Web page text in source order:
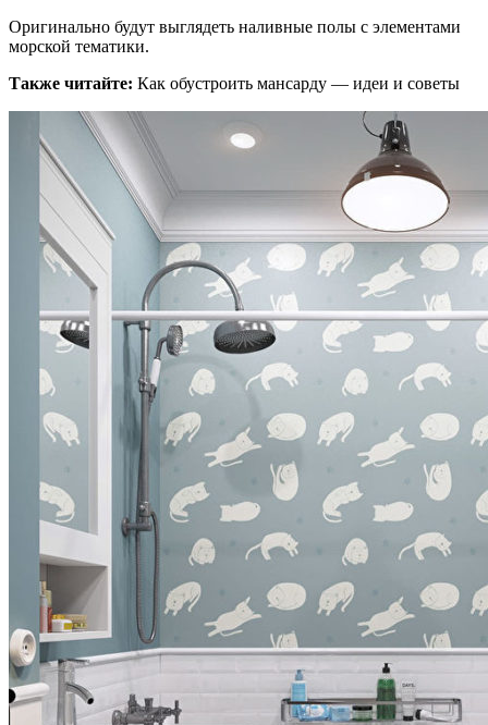
Оригинально будут выглядеть наливные полы с элементами
морской тематики.
Также читайте: Как обустроить мансарду — идеи и советы